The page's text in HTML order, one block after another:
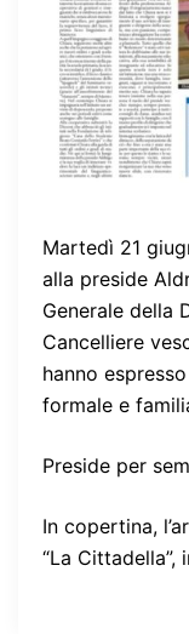
Martedì 21
alla preside
Generale della
Cancelliere
hanno
formale e
Preside per
In copertina,
“La Cittadella”,